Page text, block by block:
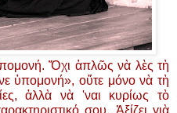
Ὄχι ἁπλῶς νὰ λὲς τὴ
ὑπομονή», οὔτε μόνο νὰ τὴ
ἀλλὰ νὰ 'ναι κυρίως τὸ
σου. Ἀξίζει γιὰ